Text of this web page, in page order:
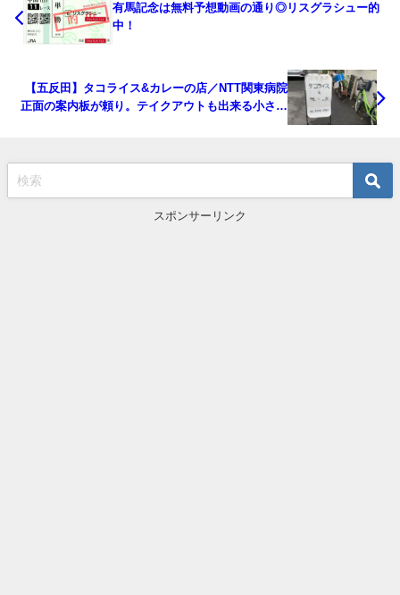
有馬記念は無料予想動画の通り◎リスグラシュー的
中！
【五反田】タコライス&カレーの店／NTT関東病院
正面の案内板が頼り。テイクアウトも出来る小さな
スポンサーリンク